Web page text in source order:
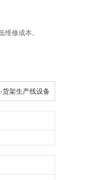
修成本。
货架生产线设备